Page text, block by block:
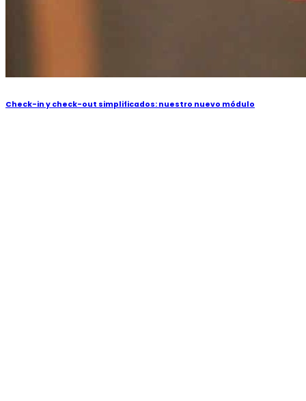
Check-in y check-out simplificados: nuestro nuevo módulo